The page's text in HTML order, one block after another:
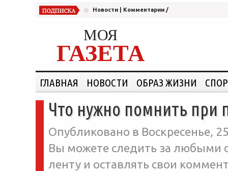
Новости Комментарии /
МОЯ
ГАЗЕТА
ГЛАВНАЯ НОВОСТИ ОБРАЗ ЖИЗНИ
Что нужно помнить при
Опубликовано в Воскресенье,
Вы можете следить за любыми
ленту и оставлять свои